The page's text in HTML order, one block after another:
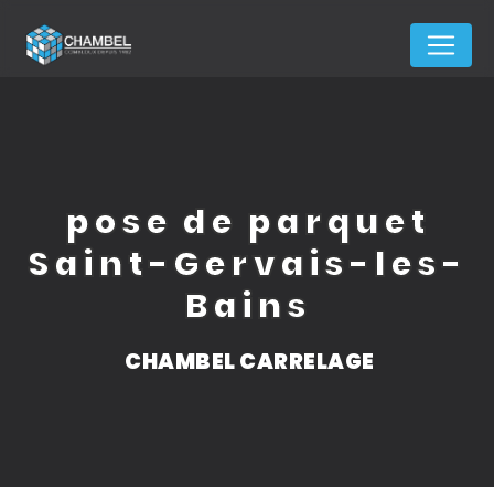
pose de parquet
Saint-Gervais-les-
Bains
CHAMBEL CARRELAGE